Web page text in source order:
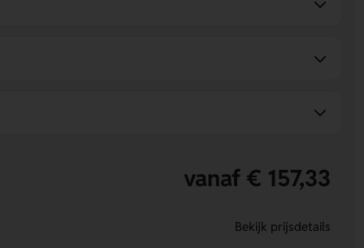
vanaf € 157,33
Bekijk prijsdetails